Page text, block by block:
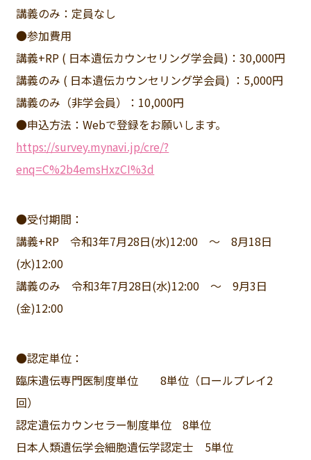
講義のみ：定員なし
●参加費用
講義+RP ( 日本遺伝カウンセリング学会員)：30,000円
講義のみ ( 日本遺伝カウンセリング学会員) ：5,000円
講義のみ（非学会員）：10,000円
●申込方法：Webで登録をお願いします。
https://survey.mynavi.jp/cre/?
enq=C%2b4emsHxzCI%3d
●受付期間：
講義+RP 令和3年7月28日(水)12:00 ～ 8月18日
(水)12:00
講義のみ 令和3年7月28日(水)12:00 ～ 9月3日
(金)12:00
●認定単位：
臨床遺伝専門医制度単位 8単位（ロールプレイ2
回）
認定遺伝カウンセラー制度単位 8単位
日本人類遺伝学会細胞遺伝学認定士 5単位